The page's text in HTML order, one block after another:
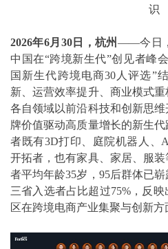
识
2026年6月30日，杭州 ——今日
中国在“跨境新生代”创见者峰
国新生代跨境电商30人评选”
新、运营效率提升、商业模式
各自领域以前沿科技和创新思
牌价值驱动高质量增长的新生
者既有3D打印、庭院机器人、
开拓者，也有家具、家居、服
者平均年龄35岁，95后群体已
三省入选者占比超过75%，反
区在跨境电商产业集聚与创新方